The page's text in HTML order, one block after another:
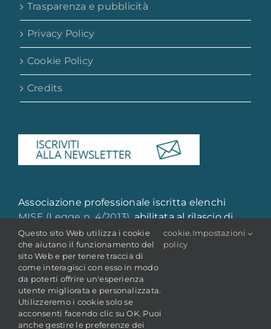
Trasparenza e pubblicità
Privacy Policy
Cookie Policy
Credits
Associazione professionale iscritta elenchi
MISE (Legge n. 4/2013), abilitata al rilascio di
attestazione di qualità e qualificazione
professionale
Questo sito Web utilizza i cookie
che aiutano il funzionamento del
sito Web e per tenere traccia di
come interagisci con esso in modo
da poterti offrire un'esperienza
utente migliorata e personalizzata.
Utilizzeremo i cookie solo se
acconsenti facendo clic su OK. Puoi
anche gestire le preferenze dei
cookie
policy
.Impostazioni